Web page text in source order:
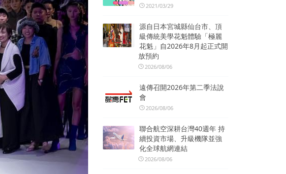
2021/03/29
源自日本宮城縣仙台市、頂
級傳統美學花魁體驗「極麗
花魁」自2026年8月起正式開
放預約
2026/08/06
遠傳召開2026年第二季法說
會
2026/08/06
聯合航空深耕台灣40週年 持
續投資市場、升級機隊並強
化全球航網連結
2026/08/06